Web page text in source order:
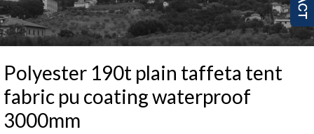
Polyester 190t plain taffeta tent
fabric pu coating waterproof
3000mm